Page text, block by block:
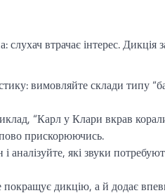
втрачає інтерес. Дикція
вимовляйте склади типу
“Карл у Клари вкрав
прискорюючись.
аналізуйте, які звуки
дикцію, а й додає